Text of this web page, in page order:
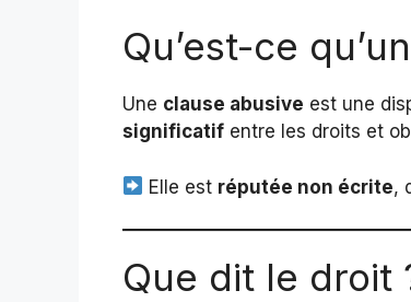
Qu’est-ce
Une clause abusive est une
significatif entre les droits et
Elle est réputée non écrite,
Que dit le droit